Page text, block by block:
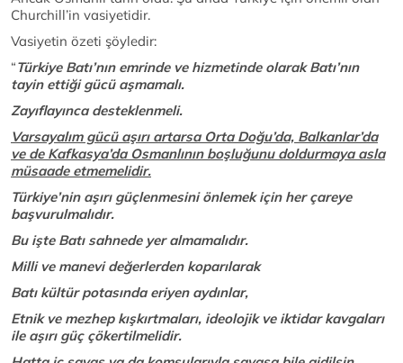
Churchill’in vasiyetidir.
Vasiyetin özeti şöyledir:
“Türkiye Batı’nın emrinde ve hizmetinde olarak Batı’nın
tayin ettiği gücü aşmamalı.
Zayıflayınca desteklenmeli.
Varsayalım gücü aşırı artarsa Orta Doğu’da, Balkanlar’da
ve de Kafkasya’da Osmanlının boşluğunu doldurmaya asla
müsaade etmemelidir.
Türkiye’nin aşırı güçlenmesini önlemek için her çareye
başvurulmalıdır.
Bu işte Batı sahnede yer almamalıdır.
Milli ve manevi değerlerden koparılarak
Batı kültür potasında eriyen aydınlar,
Etnik ve mezhep kışkırtmaları, ideolojik ve iktidar kavgaları
ile aşırı güç çökertilmelidir.